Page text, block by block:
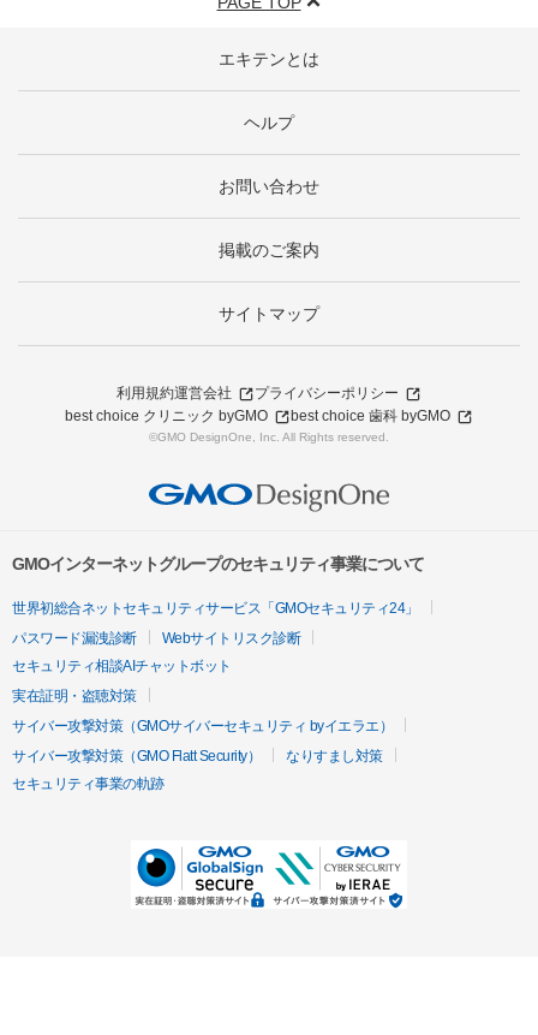
エキテンとは
ヘルプ
お問い合わせ
掲載のご案内
サイトマップ
利用規約運営会社
プライバシーポリシー
best choice クリニック byGMO
best choice 歯科 byGMO
©GMO DesignOne, Inc. All Rights reserved.
GMOインターネットグループのセキュリティ事業について
世界初総合ネットセキュリティサービス「GMOセキュリティ24」
パスワード漏洩診断
Webサイトリスク診断
セキュリティ相談AIチャットボット
実在証明・盗聴対策
サイバー攻撃対策（GMOサイバーセキュリティ byイエラエ）
サイバー攻撃対策（GMO Flatt Security）
なりすまし対策
セキュリティ事業の軌跡